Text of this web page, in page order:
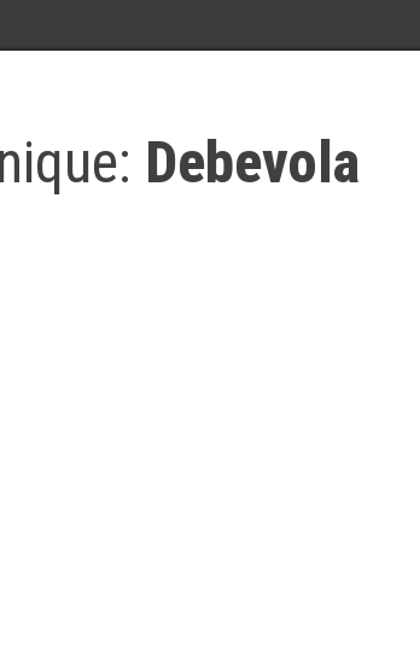
Debevola